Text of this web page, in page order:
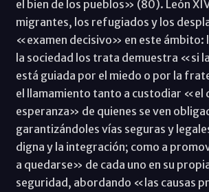
el bien de los pueblos» (80). León
migrantes, los refugiados y los
«examen decisivo» en este ámbito:
la sociedad los trata demuestra «si
está guiada por el miedo o por la
el llamamiento tanto a custodiar «el
esperanza» de quienes se ven
garantizándoles vías seguras y
digna y la integración; como a
a quedarse» de cada uno en su
seguridad, abordando «las causas